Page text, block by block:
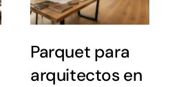
Parquet para
arquitectos en